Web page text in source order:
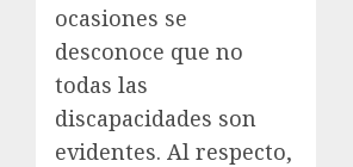
ocasiones se
desconoce que no
todas las
discapacidades son
evidentes. Al respecto,